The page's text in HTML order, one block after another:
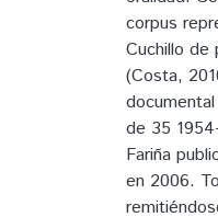
corpus
Cuchillo de
(Costa,
de 35
Fariña
en 2006.